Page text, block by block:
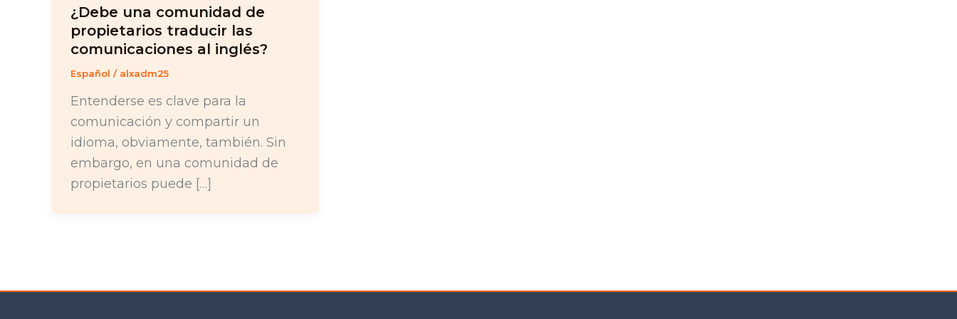
¿Debe una comunidad de
propietarios traducir las
comunicaciones al inglés?
Español / alxadm25
Entenderse es clave para la
comunicación y compartir un
idioma, obviamente, también. Sin
embargo, en una comunidad de
propietarios puede […]